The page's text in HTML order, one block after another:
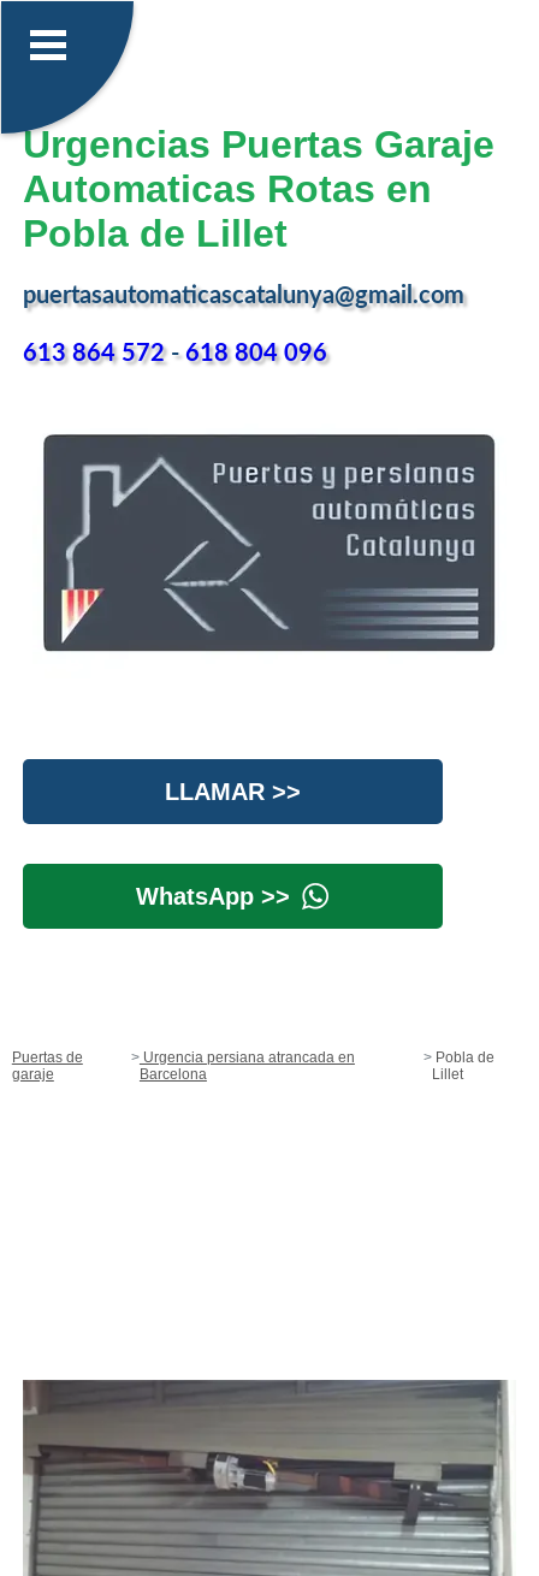
Urgencias Puertas Garaje
Automaticas Rotas en
Pobla de Lillet
puertasautomaticascatalunya@gmail.com
613 864 572-618 804 096
LLAMAR >>
WhatsApp >>
Puertas de
garaje
Urgencia persiana atrancada en
Barcelona
Pobla de
Lillet